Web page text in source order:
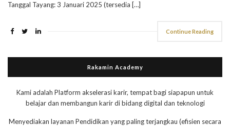
Tanggal Tayang: 3 Januari 2025 (tersedia […]
Continue Reading
Rakamin Academy
Kami adalah Platform akselerasi karir, tempat bagi siapapun untuk
belajar dan membangun karir di bidang digital dan teknologi
Menyediakan layanan Pendidikan yang paling terjangkau (efisien secara